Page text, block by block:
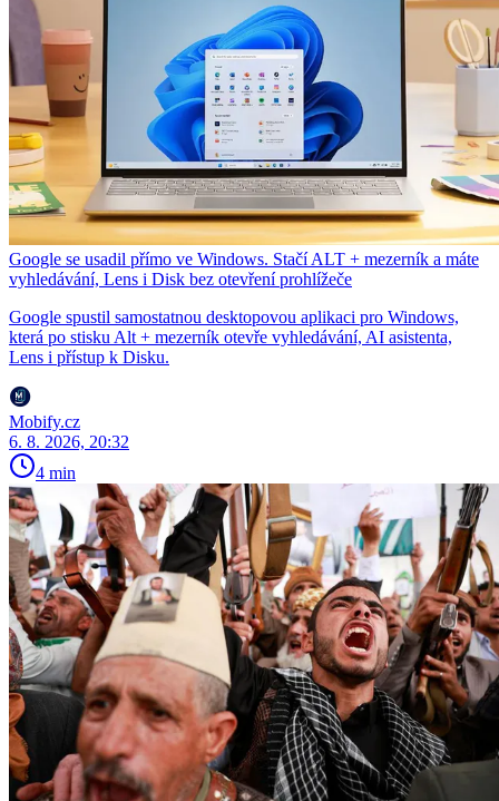
Google se usadil přímo ve Windows. Stačí ALT + mezerník a máte
vyhledávání, Lens i Disk bez otevření prohlížeče
Google spustil samostatnou desktopovou aplikaci pro Windows,
která po stisku Alt + mezerník otevře vyhledávání, AI asistenta,
Lens i přístup k Disku.
Mobify.cz
6. 8. 2026, 20:32
4 min